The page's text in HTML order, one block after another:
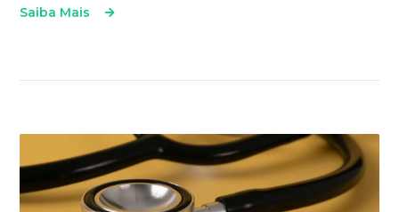
Saiba Mais